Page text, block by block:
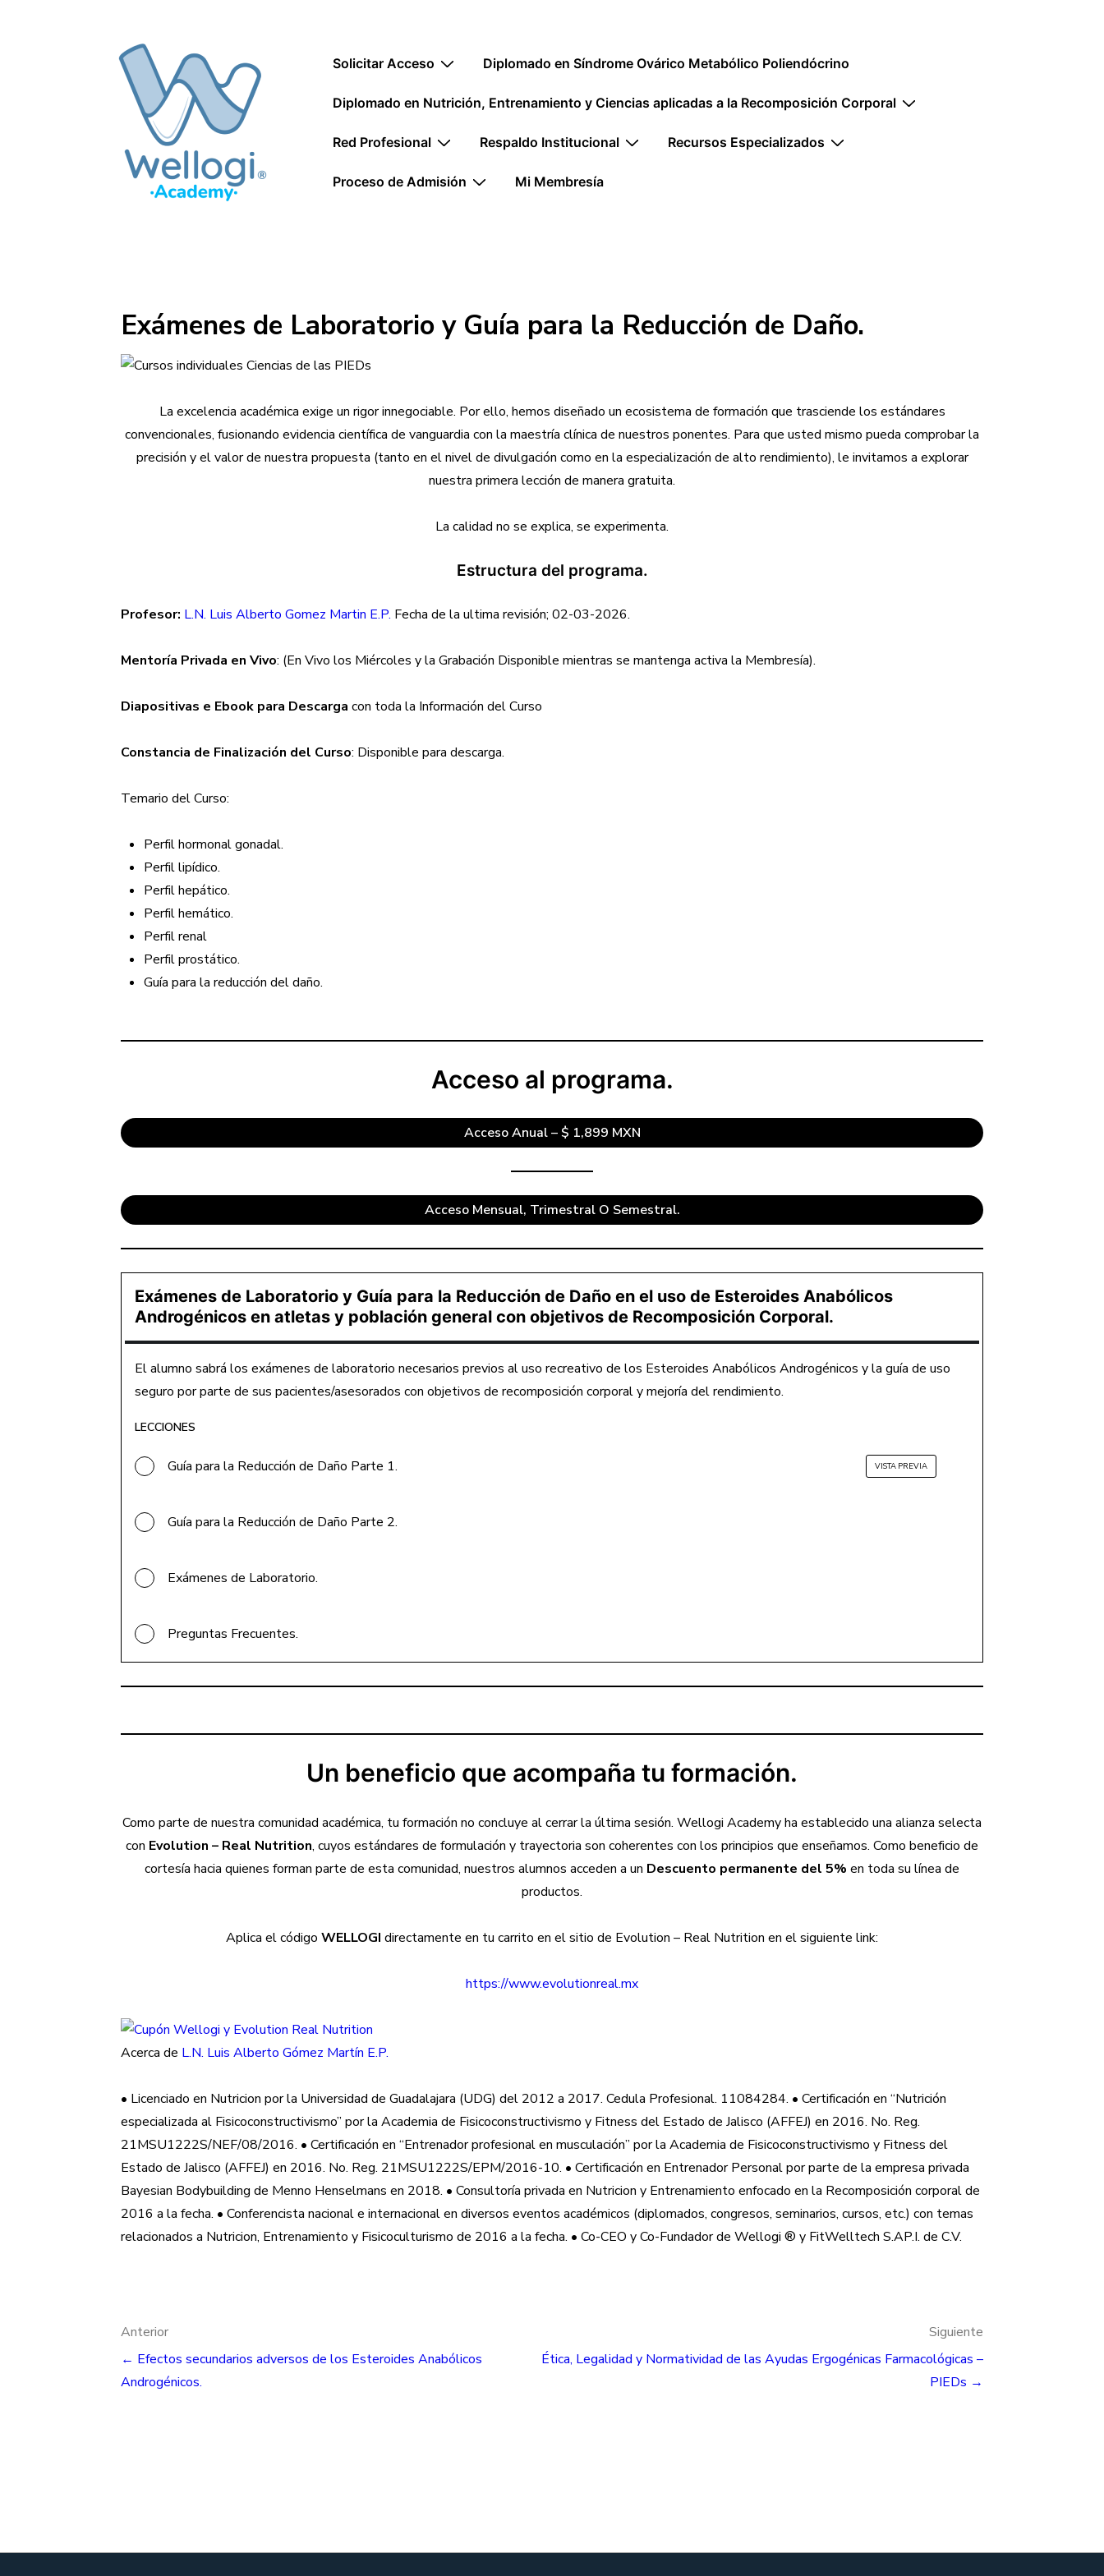
Navegación
Solicitar Acceso Diplomado en Síndrome Ovárico Metabólico Poliendócrino
Diplomado en Nutrición, Entrenamiento y Ciencias aplicadas a la Recomposición Corporal
Red Profesional Respaldo Institucional Recursos Especializados
Proceso de Admisión Mi Membresía
Exámenes de Laboratorio y Guía para la Reducción de Daño.
La excelencia académica exige un rigor innegociable. Por ello, hemos diseñado un ecosistema de formación que trasciende los estándares
convencionales, fusionando evidencia científica de vanguardia con la maestría clínica de nuestros ponentes. Para que usted mismo pueda comprobar la
precisión y el valor de nuestra propuesta (tanto en el nivel de divulgación como en la especialización de alto rendimiento), le invitamos a explorar
nuestra primera lección de manera gratuita.
La calidad no se explica, se experimenta.
Estructura del programa.
Profesor: L.N. Luis Alberto Gomez Martin E.P. Fecha de la ultima revisión; 02-03-2026.
Mentoría Privada en Vivo: (En Vivo los Miércoles y la Grabación Disponible mientras se mantenga activa la Membresía).
Diapositivas e Ebook para Descarga con toda la Información del Curso
Constancia de Finalización del Curso: Disponible para descarga.
Temario del Curso:
Perfil hormonal gonadal.
Perfil lipídico.
Perfil hepático.
Perfil hemático.
Perfil renal
Perfil prostático.
Guía para la reducción del daño.
Acceso al programa.
Acceso Anual – $ 1,899 MXN
Acceso Mensual, Trimestral O Semestral.
Exámenes de Laboratorio y Guía para la Reducción de Daño en el uso de Esteroides Anabólicos
Androgénicos en atletas y población general con objetivos de Recomposición Corporal.
Y
Guía
Para
El alumno sabrá los exámenes de laboratorio necesarios previos al uso recreativo de los Esteroides Anabólicos Androgénicos y la guía de uso
seguro por parte de sus pacientes/asesorados con objetivos de recomposición corporal y mejoría del rendimiento.
LECCIONES
Guía para la Reducción de Daño Parte 1. VISTA PREVIA
Guía para la Reducción de Daño Parte 2.
Exámenes de Laboratorio.
Preguntas Frecuentes.
Un beneficio que acompaña tu formación.
Como parte de nuestra comunidad académica, tu formación no concluye al cerrar la última sesión. Wellogi Academy ha establecido una alianza selecta
con Evolution – Real Nutrition, cuyos estándares de formulación y trayectoria son coherentes con los principios que enseñamos. Como beneficio de
cortesía hacia quienes forman parte de esta comunidad, nuestros alumnos acceden a un Descuento permanente del 5% en toda su línea de
productos.
Aplica el código WELLOGI directamente en tu carrito en el sitio de Evolution – Real Nutrition en el siguiente link:
https://www.evolutionreal.mx
Acerca de L.N. Luis Alberto Gómez Martín E.P.
• Licenciado en Nutricion por la Universidad de Guadalajara (UDG) del 2012 a 2017. Cedula Profesional. 11084284. • Certificación en “Nutrición
especializada al Fisicoconstructivismo” por la Academia de Fisicoconstructivismo y Fitness del Estado de Jalisco (AFFEJ) en 2016. No. Reg.
21MSU1222S/NEF/08/2016. • Certificación en “Entrenador profesional en musculación” por la Academia de Fisicoconstructivismo y Fitness del
Estado de Jalisco (AFFEJ) en 2016. No. Reg. 21MSU1222S/EPM/2016-10. • Certificación en Entrenador Personal por parte de la empresa privada
Bayesian Bodybuilding de Menno Henselmans en 2018. • Consultoría privada en Nutricion y Entrenamiento enfocado en la Recomposición corporal de
2016 a la fecha. • Conferencista nacional e internacional en diversos eventos académicos (diplomados, congresos, seminarios, cursos, etc.) con temas
relacionados a Nutricion, Entrenamiento y Fisicoculturismo de 2016 a la fecha. • Co-CEO y Co-Fundador de Wellogi ® y FitWelltech S.AP.I. de C.V.
Navegación
de
entradas
Anterior
← Efectos secundarios adversos de los Esteroides Anabólicos
Androgénicos.
Siguiente
Ética, Legalidad y Normatividad de las Ayudas Ergogénicas Farmacológicas –
PIEDs →